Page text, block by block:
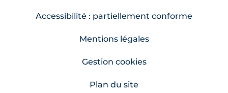
Accessibilité : partiellement conforme
Mentions légales
Gestion cookies
Plan du site